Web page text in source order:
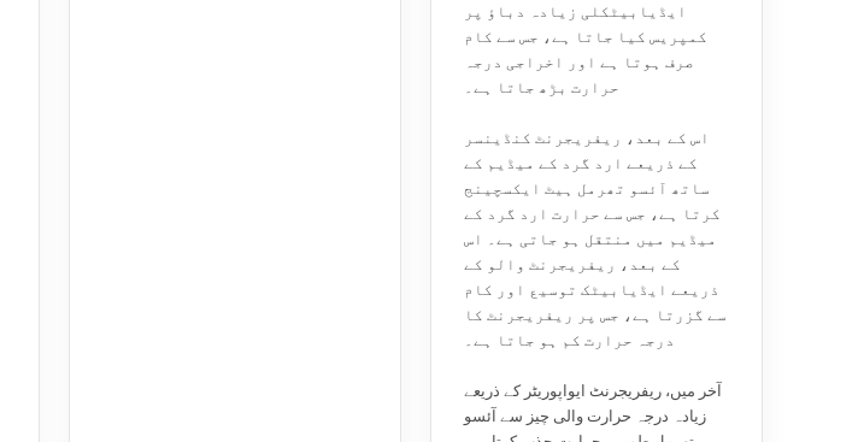
ایڈیابیٹکلی زیادہ دباؤ پر
کمپریس کیا جاتا ہے، جس سے کام
صرف ہوتا ہے اور اخراجی درجہ
حرارت بڑھ جاتا ہے۔
اس کے بعد، ریفریجرنٹ کنڈینسر
کے ذریعے ارد گرد کے میڈیم کے
ساتھ آئسو تھرمل ہیٹ ایکسچینج
کرتا ہے، جس سے حرارت ارد گرد کے
میڈیم میں منتقل ہو جاتی ہے۔ اس
کے بعد، ریفریجرنٹ والو کے
ذریعے ایڈیابیٹک توسیع اور کام
سے گزرتا ہے، جس پر ریفریجرنٹ کا
درجہ حرارت کم ہو جاتا ہے۔
آخر میں، ریفریجرنٹ ایواپوریٹر کے ذریعے
زیادہ درجہ حرارت والی چیز سے آئسو